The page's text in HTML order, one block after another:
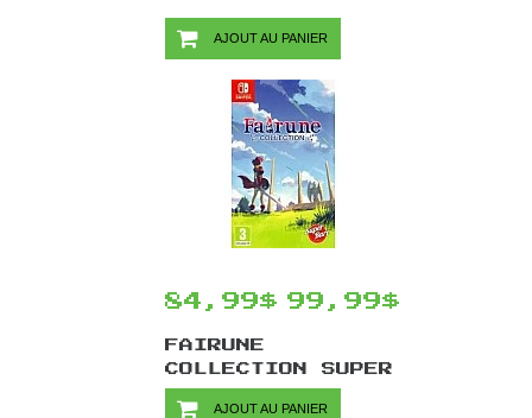
AJOUT AU PANIER
84,99$ 99,99$
FAIRUNE
COLLECTION SUPER
RARE GAMES #14
AJOUT AU PANIER